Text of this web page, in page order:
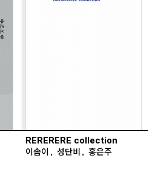
RERERERE collection
이솜이, 성단비, 홍은주